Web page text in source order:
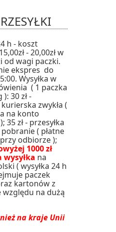
h - koszt
- 20,00zł w
od wagi paczki.
ekspres do
Wysyłka w
( 1 paczka
30 zł -
kurierska zwykła (
na konto
35 zł - przesyłka
( płatne
odbiorze );
1000 zł
na
( wysyłka 24 h
paczek
kartonów z
względu na dużą
na kraje Unii